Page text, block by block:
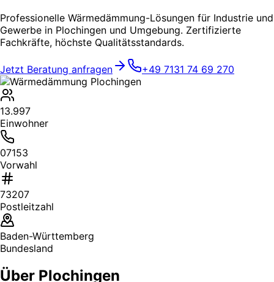
Professionelle Wärmedämmung-Lösungen für Industrie und
Gewerbe in Plochingen und Umgebung. Zertifizierte
Fachkräfte, höchste Qualitätsstandards.
Jetzt Beratung anfragen +49 7131 74 69 270
13.997
Einwohner
07153
Vorwahl
73207
Postleitzahl
Baden-Württemberg
Bundesland
Über Plochingen